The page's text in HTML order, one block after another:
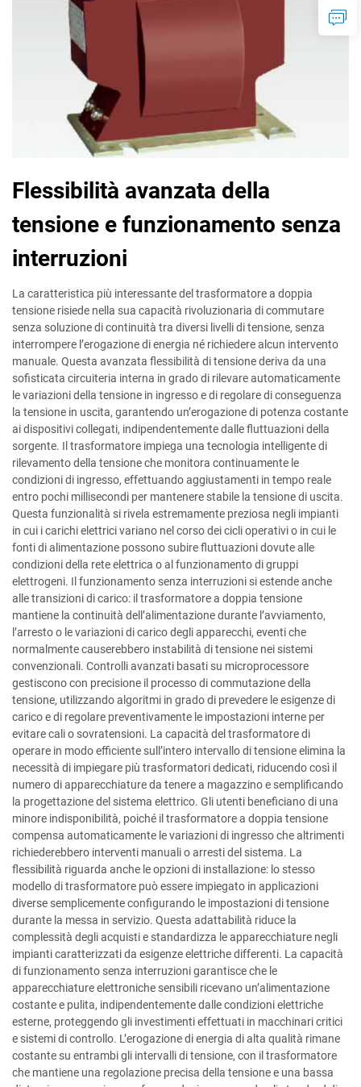
Flessibilità avanzata della
tensione e funzionamento senza
interruzioni
La caratteristica più interessante del trasformatore a doppia
tensione risiede nella sua capacità rivoluzionaria di commutare
senza soluzione di continuità tra diversi livelli di tensione, senza
interrompere l’erogazione di energia né richiedere alcun intervento
manuale. Questa avanzata flessibilità di tensione deriva da una
sofisticata circuiteria interna in grado di rilevare automaticamente
le variazioni della tensione in ingresso e di regolare di conseguenza
la tensione in uscita, garantendo un’erogazione di potenza costante
ai dispositivi collegati, indipendentemente dalle fluttuazioni della
sorgente. Il trasformatore impiega una tecnologia intelligente di
rilevamento della tensione che monitora continuamente le
condizioni di ingresso, effettuando aggiustamenti in tempo reale
entro pochi millisecondi per mantenere stabile la tensione di uscita.
Questa funzionalità si rivela estremamente preziosa negli impianti
in cui i carichi elettrici variano nel corso dei cicli operativi o in cui le
fonti di alimentazione possono subire fluttuazioni dovute alle
condizioni della rete elettrica o al funzionamento di gruppi
elettrogeni. Il funzionamento senza interruzioni si estende anche
alle transizioni di carico: il trasformatore a doppia tensione
mantiene la continuità dell’alimentazione durante l’avviamento,
l’arresto o le variazioni di carico degli apparecchi, eventi che
normalmente causerebbero instabilità di tensione nei sistemi
convenzionali. Controlli avanzati basati su microprocessore
gestiscono con precisione il processo di commutazione della
tensione, utilizzando algoritmi in grado di prevedere le esigenze di
carico e di regolare preventivamente le impostazioni interne per
evitare cali o sovratensioni. La capacità del trasformatore di
operare in modo efficiente sull’intero intervallo di tensione elimina la
necessità di impiegare più trasformatori dedicati, riducendo così il
numero di apparecchiature da tenere a magazzino e semplificando
la progettazione del sistema elettrico. Gli utenti beneficiano di una
minore indisponibilità, poiché il trasformatore a doppia tensione
compensa automaticamente le variazioni di ingresso che altrimenti
richiederebbero interventi manuali o arresti del sistema. La
flessibilità riguarda anche le opzioni di installazione: lo stesso
modello di trasformatore può essere impiegato in applicazioni
diverse semplicemente configurando le impostazioni di tensione
durante la messa in servizio. Questa adattabilità riduce la
complessità degli acquisti e standardizza le apparecchiature negli
impianti caratterizzati da esigenze elettriche differenti. La capacità
di funzionamento senza interruzioni garantisce che le
apparecchiature elettroniche sensibili ricevano un’alimentazione
costante e pulita, indipendentemente dalle condizioni elettriche
esterne, proteggendo gli investimenti effettuati in macchinari critici
e sistemi di controllo. L’erogazione di energia di alta qualità rimane
costante su entrambi gli intervalli di tensione, con il trasformatore
che mantiene una regolazione precisa della tensione e una bassa